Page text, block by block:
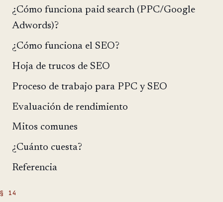
¿Cómo funciona paid search (PPC/Google
Adwords)?
¿Cómo funciona el SEO?
Hoja de trucos de SEO
Proceso de trabajo para PPC y SEO
Evaluación de rendimiento
Mitos comunes
¿Cuánto cuesta?
Referencia